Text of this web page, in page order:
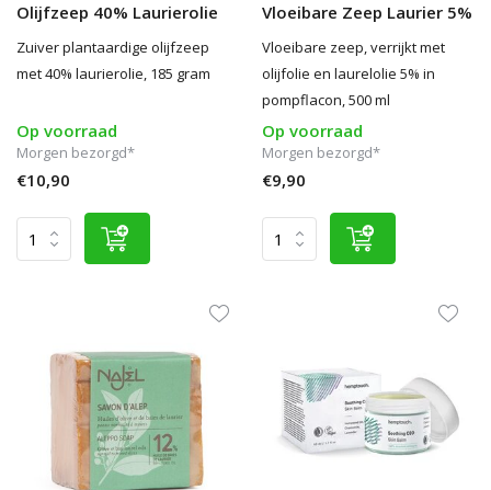
Olijfzeep 40% Laurierolie
Zuiver plantaardige olijfzeep
met 40% laurierolie, 185 gram
Op voorraad
Morgen bezorgd*
€10,90
Vloeibare Zeep Laurier 5%
Vloeibare zeep, verrijkt met
olijfolie en laurelolie 5% in
pompflacon, 500 ml
Op voorraad
Morgen bezorgd*
€9,90